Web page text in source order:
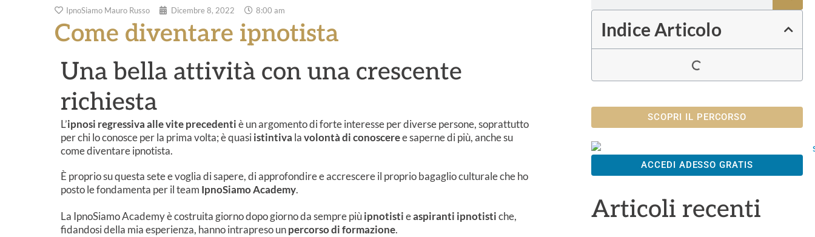
IpnoSiamo Mauro Russo Dicembre 8, 2022 8:00 am
Come diventare ipnotista
Una bella attività con una crescente
richiesta
L’ipnosi regressiva alle vite precedentiè un argomento di forte interesse per diverse persone, soprattutto
per chi lo conosce per la prima volta; è quasiistintiva lavolontà di conosceree saperne di più, anche su
come diventare ipnotista.
È proprio su questa sete e voglia di sapere, di approfondire e accrescere il proprio bagaglio culturale che ho
posto le fondamenta per il team IpnoSiamoAcademy.
La IpnoSiamo Academy è costruita giorno dopo giorno da sempre piùipnotistieaspiranti ipnotistiche,
fidandosi della mia esperienza, hanno intrapreso unpercorso di formazione.
Indice Articolo
SCOPRI IL PERCORSO
ACCEDI ADESSO GRATIS
Articoli recenti